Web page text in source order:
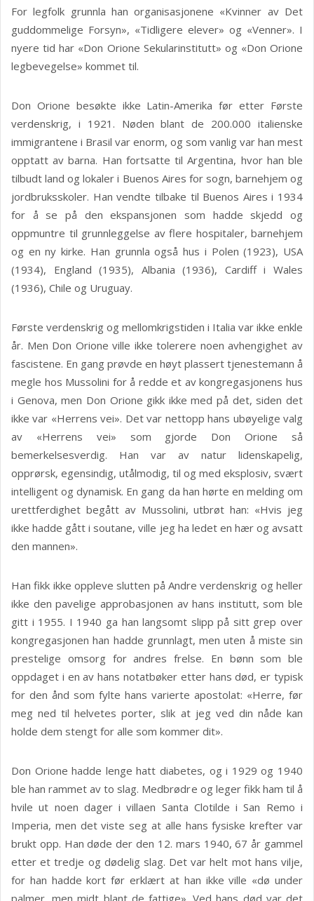
For legfolk grunnla han organisasjonene «Kvinner av Det
guddommelige Forsyn», «Tidligere elever» og «Venner». I
nyere tid har «Don Orione Sekularinstitutt» og «Don Orione
legbevegelse» kommet til.
Don Orione besøkte ikke Latin-Amerika før etter Første
verdenskrig, i 1921. Nøden blant de 200.000 italienske
immigrantene i Brasil var enorm, og som vanlig var han mest
opptatt av barna. Han fortsatte til Argentina, hvor han ble
tilbudt land og lokaler i Buenos Aires for sogn, barnehjem og
jordbruksskoler. Han vendte tilbake til Buenos Aires i 1934
for å se på den ekspansjonen som hadde skjedd og
oppmuntre til grunnleggelse av flere hospitaler, barnehjem
og en ny kirke. Han grunnla også hus i Polen (1923), USA
(1934), England (1935), Albania (1936), Cardiff i Wales
(1936), Chile og Uruguay.
Første verdenskrig og mellomkrigstiden i Italia var ikke enkle
år. Men Don Orione ville ikke tolerere noen avhengighet av
fascistene. En gang prøvde en høyt plassert tjenestemann å
megle hos Mussolini for å redde et av kongregasjonens hus
i Genova, men Don Orione gikk ikke med på det, siden det
ikke var «Herrens vei». Det var nettopp hans ubøyelige valg
av «Herrens vei» som gjorde Don Orione så
bemerkelsesverdig. Han var av natur lidenskapelig,
opprørsk, egensindig, utålmodig, til og med eksplosiv, svært
intelligent og dynamisk. En gang da han hørte en melding om
urettferdighet begått av Mussolini, utbrøt han: «Hvis jeg
ikke hadde gått i soutane, ville jeg ha ledet en hær og avsatt
den mannen».
Han fikk ikke oppleve slutten på Andre verdenskrig og heller
ikke den pavelige approbasjonen av hans institutt, som ble
gitt i 1955. I 1940 ga han langsomt slipp på sitt grep over
kongregasjonen han hadde grunnlagt, men uten å miste sin
prestelige omsorg for andres frelse. En bønn som ble
oppdaget i en av hans notatbøker etter hans død, er typisk
for den ånd som fylte hans varierte apostolat: «Herre, før
meg ned til helvetes porter, slik at jeg ved din nåde kan
holde dem stengt for alle som kommer dit».
Don Orione hadde lenge hatt diabetes, og i 1929 og 1940
ble han rammet av to slag. Medbrødre og leger fikk ham til å
hvile ut noen dager i villaen Santa Clotilde i San Remo i
Imperia, men det viste seg at alle hans fysiske krefter var
brukt opp. Han døde der den 12. mars 1940, 67 år gammel
etter et tredje og dødelig slag. Det var helt mot hans vilje,
for han hadde kort før erklært at han ikke ville «dø under
palmer, men midt blant de fattige». Ved hans død var det